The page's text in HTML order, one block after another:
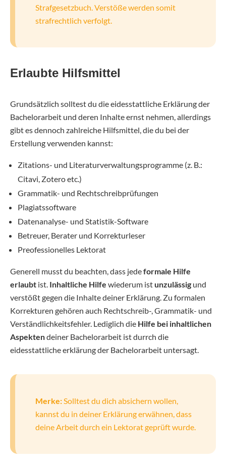
Strafgesetzbuch. Verstöße werden somit
strafrechtlich verfolgt.
Erlaubte Hilfsmittel
Grundsätzlich solltest du die eidesstattliche Erklärung der
Bachelorarbeit und deren Inhalte ernst nehmen, allerdings
gibt es dennoch zahlreiche Hilfsmittel, die du bei der
Erstellung verwenden kannst:
Zitations- und Literaturverwaltungsprogramme (z. B.:
Citavi, Zotero etc.)
Grammatik- und Rechtschreibprüfungen
Plagiatssoftware
Datenanalyse- und Statistik-Software
Betreuer, Berater und Korrekturleser
Preofessionelles Lektorat
Generell musst du beachten, dass jedeformale Hilfe
erlaubt ist. Inhaltliche Hilfe wiederum ist unzulässig und
verstößt gegen die Inhalte deiner Erklärung. Zu formalen
Korrekturen gehören auch Rechtschreib-, Grammatik- und
Verständlichkeitsfehler. Lediglich die Hilfe bei inhaltlichen
Aspektendeiner Bachelorarbeit ist durrch die
eidesstattliche erklärung der Bachelorarbeit untersagt.
Merke:Solltest du dich absichern wollen,
kannst du in deiner Erklärung erwähnen, dass
deine Arbeit durch ein Lektorat geprüft wurde.